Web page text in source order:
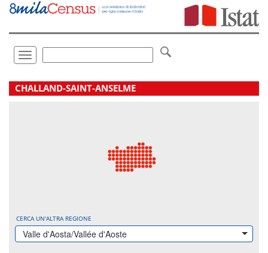
Vai
direttamente
Toggle
navigation
.
CHALLAND-SAINT-ANSELME
CERCA UN'ALTRA REGIONE
Valle d'Aosta/Vallée d'Aoste